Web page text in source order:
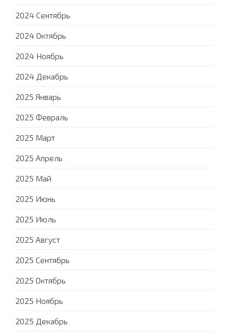
2024 Сентябрь
2024 Октябрь
2024 Ноябрь
2024 Декабрь
2025 Январь
2025 Февраль
2025 Март
2025 Апрель
2025 Май
2025 Июнь
2025 Июль
2025 Август
2025 Сентябрь
2025 Октябрь
2025 Ноябрь
2025 Декабрь